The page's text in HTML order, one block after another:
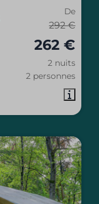
De
292 €
262 €
2 nuits
2 personnes